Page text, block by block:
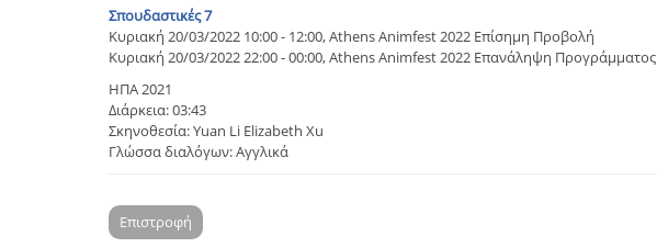
Σπουδαστικές 7
Κυριακή 20/03/2022 10:00 - 12:00, Athens Animfest 2022 Επίσημη Προβολή
Κυριακή 20/03/2022 22:00 - 00:00, Athens Animfest 2022 Επανάληψη Προγράμματος
ΗΠΑ 2021
Διάρκεια: 03:43
Σκηνοθεσία: Yuan Li Elizabeth Xu
Γλώσσα διαλόγων: Αγγλικά
Επιστροφή